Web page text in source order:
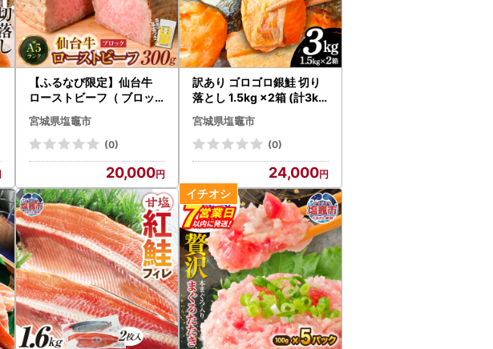
【ふるなび限定】仙台牛
ローストビーフ（ ブロッ
ク ）300g 2人前 [藻塩付]
FN-Limited-PR 塩釜市 宮
城県 さとう精肉店
宮城県塩竈市
(0)
20,000
訳あり ゴロゴロ銀鮭 切り
落とし 1.5kg ×2箱 (計3kg
) FN-Limited-VO
宮城県塩竈市
(0)
24,000